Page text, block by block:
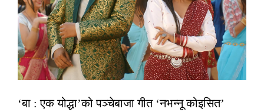
‘बा : एक योद्धा’को पञ्चेबाजा गीत ‘नभन्नू कोइसित’